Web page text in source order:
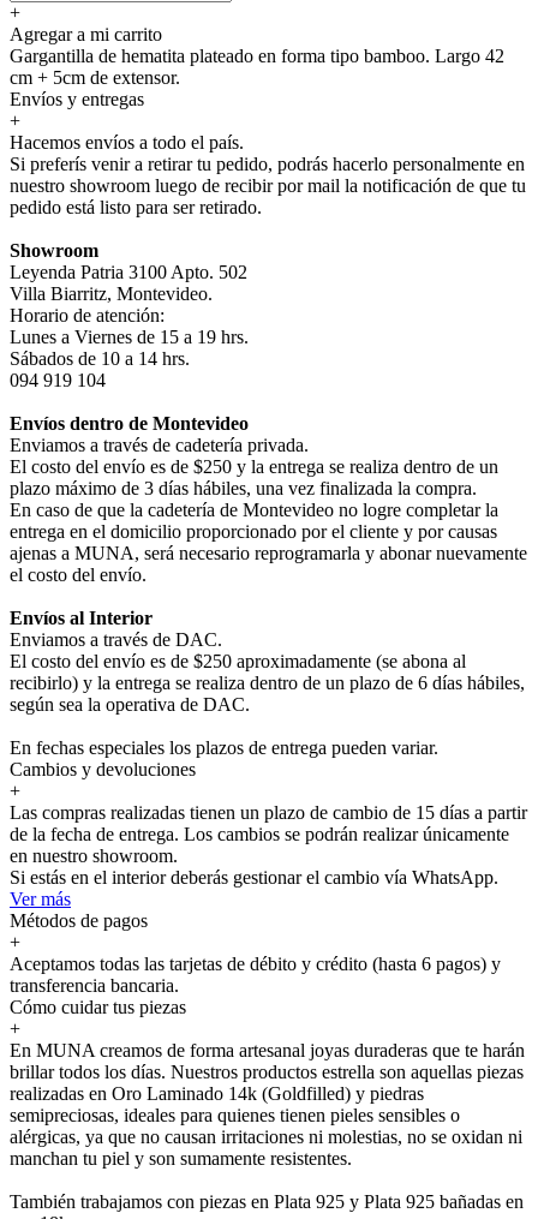
+
Agregar a mi carrito
Gargantilla de hematita plateado en forma tipo bamboo. Largo 42
cm + 5cm de extensor.
Envíos y entregas
+
Hacemos envíos a todo el país.
Si preferís venir a retirar tu pedido, podrás hacerlo personalmente en
nuestro showroom luego de recibir por mail la notificación de que tu
pedido está listo para ser retirado.
Showroom
Leyenda Patria 3100 Apto. 502
Villa Biarritz, Montevideo.
Horario de atención:
Lunes a Viernes de 15 a 19 hrs.
Sábados de 10 a 14 hrs.
094 919 104
Envíos dentro de Montevideo
Enviamos a través de cadetería privada.
El costo del envío es de $250 y la entrega se realiza dentro de un
plazo máximo de 3 días hábiles, una vez finalizada la compra.
En caso de que la cadetería de Montevideo no logre completar la
entrega en el domicilio proporcionado por el cliente y por causas
ajenas a MUNA, será necesario reprogramarla y abonar nuevamente
el costo del envío.
Envíos al Interior
Enviamos a través de DAC.
El costo del envío es de $250 aproximadamente (se abona al
recibirlo) y la entrega se realiza dentro de un plazo de 6 días hábiles,
según sea la operativa de DAC.
En fechas especiales los plazos de entrega pueden variar.
Cambios y devoluciones
+
Las compras realizadas tienen un plazo de cambio de 15 días a partir
de la fecha de entrega. Los cambios se podrán realizar únicamente
en nuestro showroom.
Si estás en el interior deberás gestionar el cambio vía WhatsApp.
Ver más
Métodos de pagos
+
Aceptamos todas las tarjetas de débito y crédito (hasta 6 pagos) y
transferencia bancaria.
Cómo cuidar tus piezas
+
En MUNA creamos de forma artesanal joyas duraderas que te harán
brillar todos los días. Nuestros productos estrella son aquellas piezas
realizadas en Oro Laminado 14k (Goldfilled) y piedras
semipreciosas, ideales para quienes tienen pieles sensibles o
alérgicas, ya que no causan irritaciones ni molestias, no se oxidan ni
manchan tu piel y son sumamente resistentes.
También trabajamos con piezas en Plata 925 y Plata 925 bañadas en